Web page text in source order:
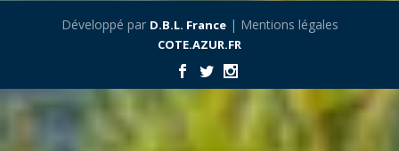
Développé par D.B.L. France| Mentions légales
COTE.AZUR.FR